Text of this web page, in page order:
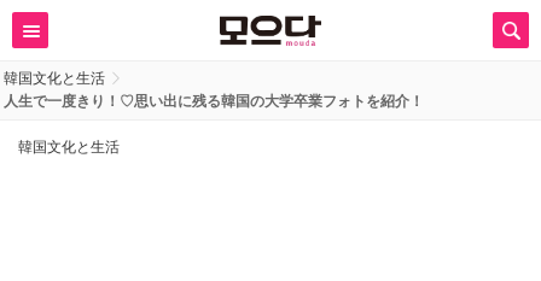
韓国文化と生活
人生で一度きり！♡思い出に残る韓国の大学卒業フォトを紹介！
韓国文化と生活